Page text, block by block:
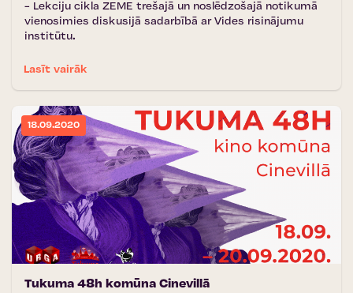
- Lekciju cikla ZEME trešajā un noslēdzošajā notikumā
vienosimies diskusijā sadarbībā ar Vides risinājumu
institūtu.
Lasīt vairāk
18.09.2020
Tukuma 48h komūna Cinevillā